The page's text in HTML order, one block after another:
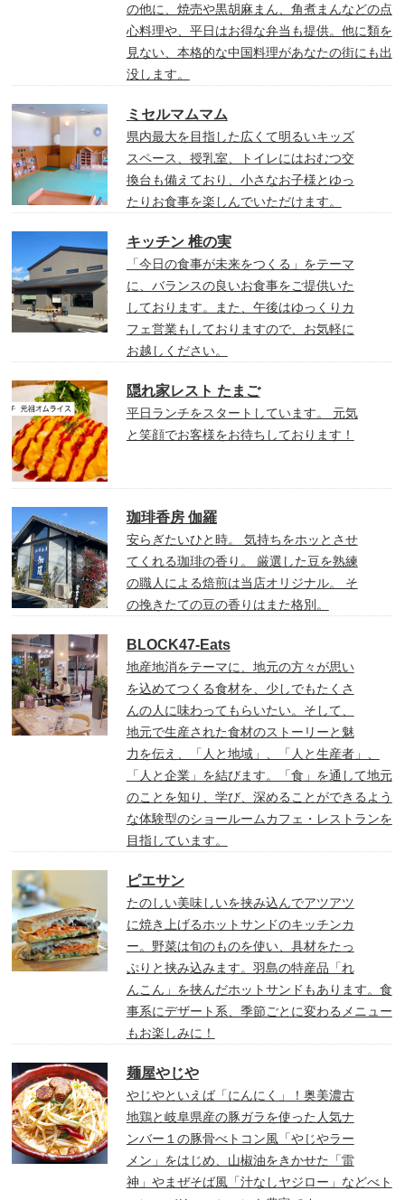
の他に、焼売や黒胡麻まん、角煮まんなどの点
心料理や、平日はお得な弁当も提供。他に類を
見ない、本格的な中国料理があなたの街にも出
没します。
ミセルマムマム
県内最大を目指した広くて明るいキッズ
スペース、授乳室、トイレにはおむつ交
換台も備えており、小さなお子様とゆっ
たりお食事を楽しんでいただけます。
キッチン 椎の実
「今日の食事が未来をつくる」をテーマ
に、バランスの良いお食事をご提供いた
しております。また、午後はゆっくりカ
フェ営業もしておりますので、お気軽に
お越しください。
隠れ家レスト たまご
平日ランチをスタートしています。 元気
と笑顔でお客様をお待ちしております！
珈琲香房 伽羅
安らぎたいひと時。 気持ちをホッとさせ
てくれる珈琲の香り。 厳選した豆を熟練
の職人による焙煎は当店オリジナル。 そ
の挽きたての豆の香りはまた格別。
BLOCK47‐Eats
地産地消をテーマに、地元の方々が思い
を込めてつくる食材を、少しでもたくさ
んの人に味わってもらいたい。そして、
地元で生産された食材のストーリーと魅
力を伝え、「人と地域」、「人と生産者」、
「人と企業」を結びます。「食」を通して地元
のことを知り、学び、深めることができるよう
な体験型のショールームカフェ・レストランを
目指しています。
ピエサン
たのしい美味しいを挟み込んでアツアツ
に焼き上げるホットサンドのキッチンカ
ー。野菜は旬のものを使い、具材をたっ
ぷりと挟み込みます。羽島の特産品「れ
んこん」を挟んだホットサンドもあります。食
事系にデザート系、季節ごとに変わるメニュー
もお楽しみに！
麺屋やじや
やじやといえば「にんにく」！奥美濃古
地鶏と岐阜県産の豚ガラを使った人気ナ
ンバー１の豚骨べトコン風「やじやラー
メン」をはじめ、山椒油をきかせた「雷
神」やまぜそば風「汁なしヤジロー」などべト